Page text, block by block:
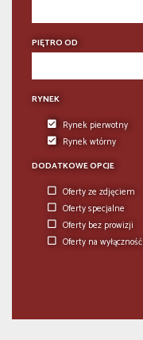
PIĘTRO OD
RYNEK
Rynek pierwotny
Rynek wtórny
DODATKOWE OPCJE
Oferty ze zdjęciem
Oferty specjalne
Oferty bez prowizji
Oferty na wyłączność